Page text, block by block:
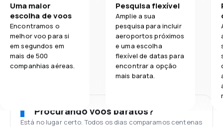
Uma maior
escolha de voos
Encontramos o
melhor voo para si
em segundos em
mais de 500
companhias aéreas.
Pesquisa flexível
Amplie a sua
pesquisa para incluir
aeroportos próximos
e uma escolha
flexível de datas para
encontrar a opção
mais barata.
Procurando voos baratos?
Está no lugar certo. Todos os dias comparamos centenas